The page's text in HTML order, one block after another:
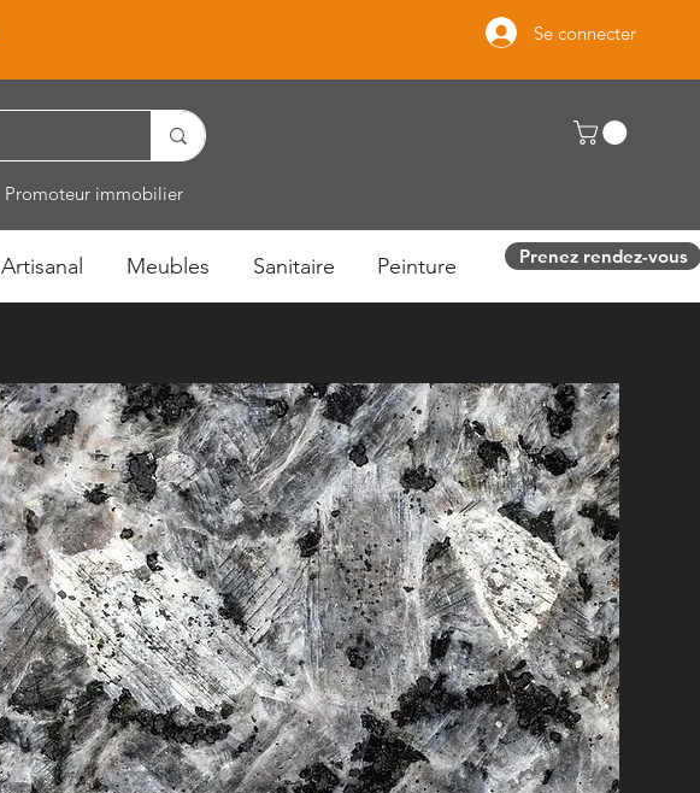
Se connecter
Promoteur immobilier
Artisanal Meubles Sanitaire Peinture Prenez rendez-vous